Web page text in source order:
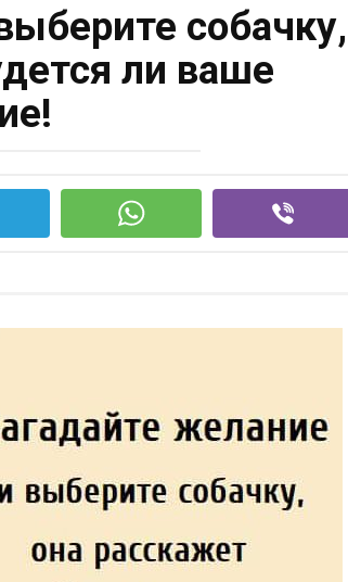
собачку,
ли ваше